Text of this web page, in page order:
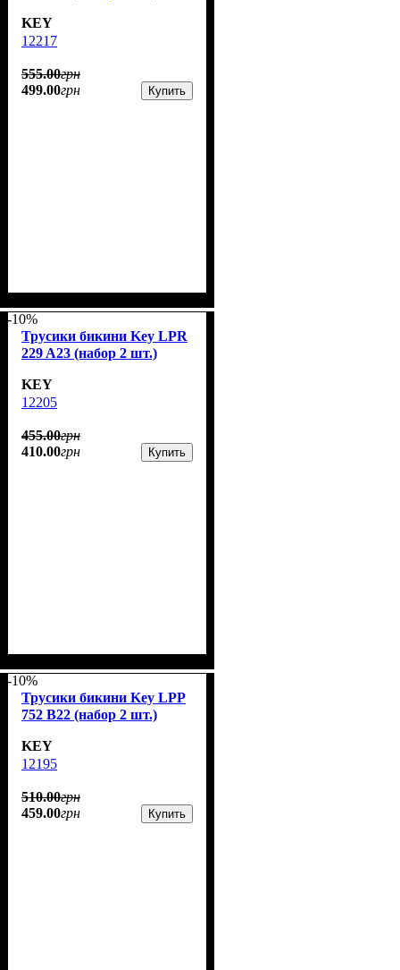
KEY
12217
555.00грн
499.00грн Купить
-10%
Трусики бикини Key LPR
229 A23 (набор 2 шт.)
KEY
12205
455.00грн
410.00грн Купить
-10%
Трусики бикини Key LPP
752 B22 (набор 2 шт.)
KEY
12195
510.00грн
459.00грн Купить